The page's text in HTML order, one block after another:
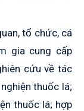
tổ chức, cá
gia cung cấp
cứu về tác
thuốc lá;
thuốc lá; hợp